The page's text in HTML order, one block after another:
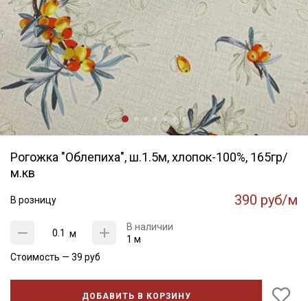
Рогожка "Облепиха", ш.1.5м, хлопок-100%, 165гр/
м.кв
В розницу 390 руб/м
м
В наличии
1 м
Стоимость — 39 руб
ДОБАВИТЬ В КОРЗИНУ